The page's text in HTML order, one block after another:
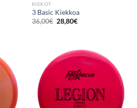
KIEKOT
3 Basic Kiekkoa
36,00€ Alkuperäinen
hinta
28,80€Nykyinen